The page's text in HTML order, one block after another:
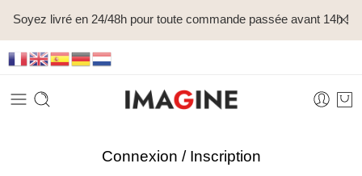
Soyez livré en 24/48h pour toute commande passée avant 14h !
Connexion / Inscription